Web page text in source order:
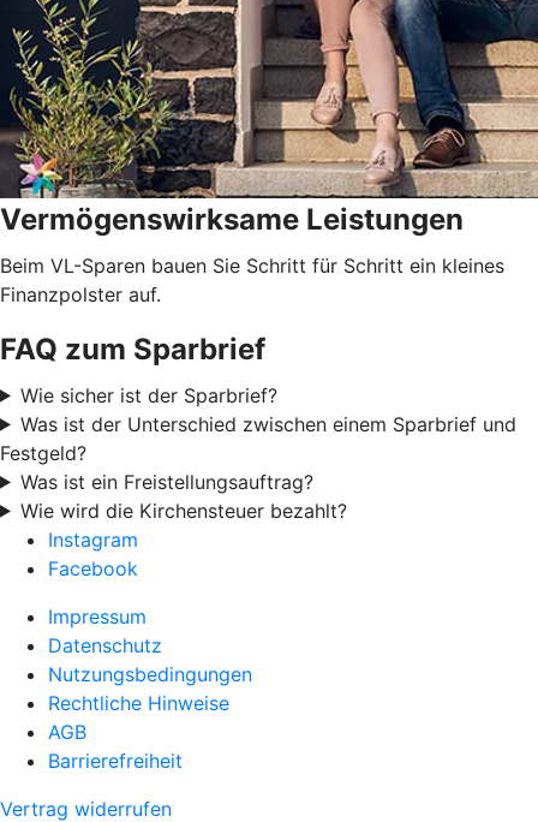
Vermögenswirksame Leistungen
Beim VL-Sparen bauen Sie Schritt für Schritt ein kleines
Finanzpolster auf.
FAQ zum Sparbrief
Wie sicher ist der Sparbrief?
Was ist der Unterschied zwischen einem Sparbrief und
Festgeld?
Was ist ein Freistellungsauftrag?
Wie wird die Kirchensteuer bezahlt?
Instagram
Facebook
Impressum
Datenschutz
Nutzungsbedingungen
Rechtliche Hinweise
AGB
Barrierefreiheit
Vertrag widerrufen